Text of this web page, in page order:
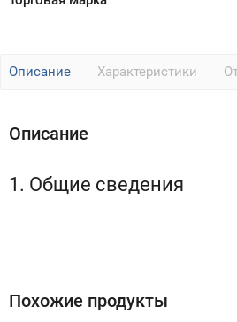
Описание Характеристики
Описание
1. Общие сведения
Похожие продукты